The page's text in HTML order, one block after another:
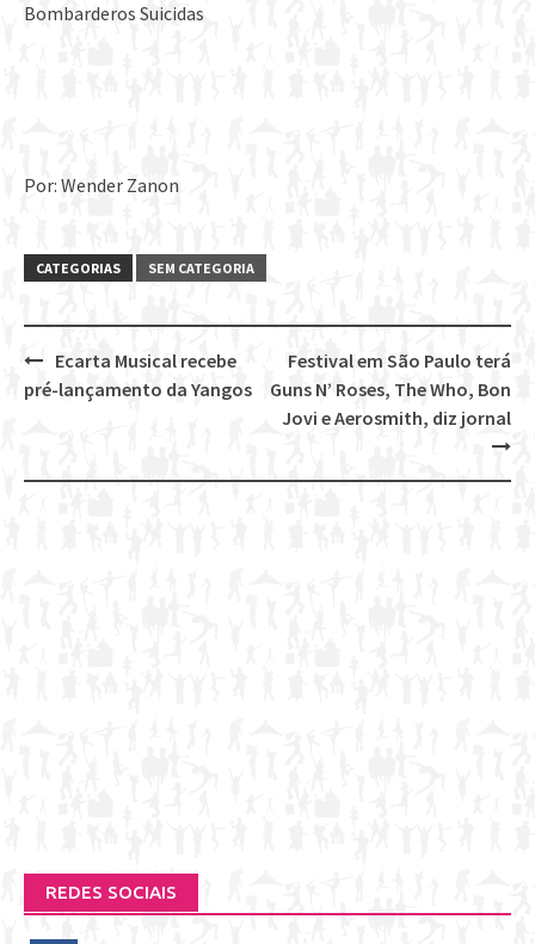
Bombarderos Suicidas
Por: Wender Zanon
CATEGORIAS SEM CATEGORIA
Post
Festival em São Paulo terá
Guns N’ Roses, The Who, Bon
Jovi e Aerosmith, diz jornal
Ecarta Musical recebe
pré-lançamento da Yangos
REDES SOCIAIS